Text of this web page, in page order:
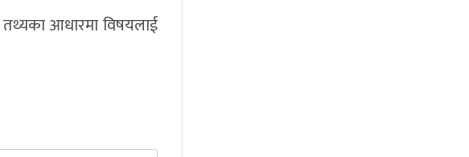
आधारमा विषयलाई